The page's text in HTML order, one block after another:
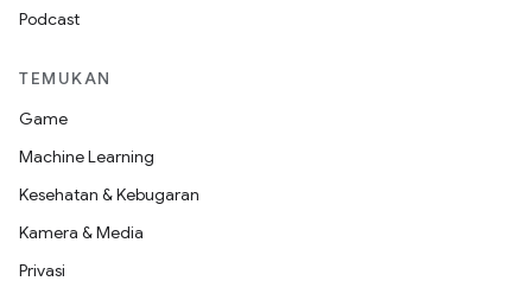
Podcast
TEMUKAN
Game
Machine Learning
Kesehatan & Kebugaran
Kamera & Media
Privasi